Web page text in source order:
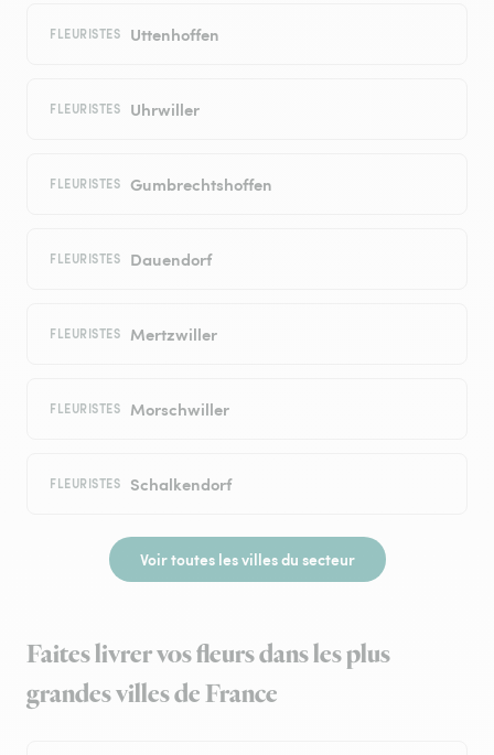
FLEURISTES Uttenhoffen
FLEURISTES Uhrwiller
FLEURISTES Gumbrechtshoffen
FLEURISTES Dauendorf
FLEURISTES Mertzwiller
FLEURISTES Morschwiller
FLEURISTES Schalkendorf
Voir toutes les villes du secteur
Faites livrer vos fleurs dans les plus
grandes villes de France